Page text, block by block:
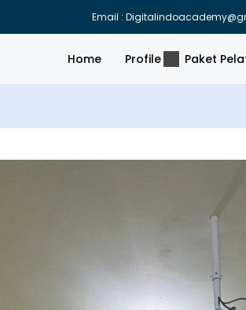
Email :
Home Profile Paket